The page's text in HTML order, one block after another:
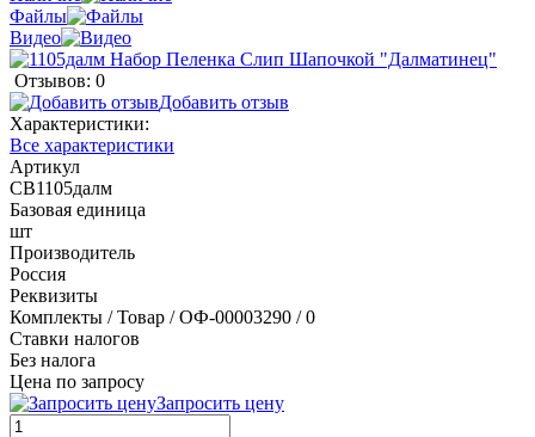
Файлы
Видео
Отзывов: 0
Добавить отзыв
Характеристики:
Все характеристики
Артикул
CB1105далм
Базовая единица
шт
Производитель
Россия
Реквизиты
Комплекты / Товар / ОФ-00003290 / 0
Ставки налогов
Без налога
Цена по запросу
Запросить цену